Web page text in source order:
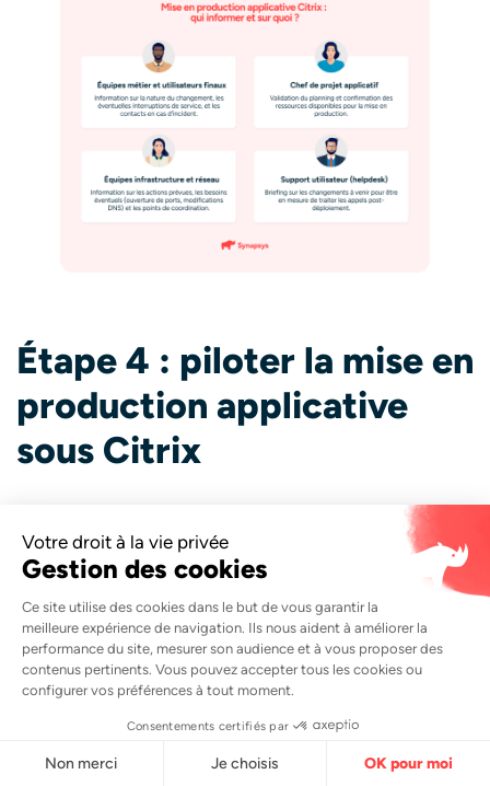
Étape 4 : piloter la mise en
production applicative
sous Citrix
Pendant toute la durée du déploiement, une surveillance
active de la console SCCM (ou de l’outil de déploiement
équivalent) est indispensable :
Suivi en temps réel du statut d’installation sur chaque
serveur du silo (succès, erreur, en attente).
Vérification des journaux d’installation (logs SCCM,
logs applicatifs spécifiques) en cas d’anomalie.